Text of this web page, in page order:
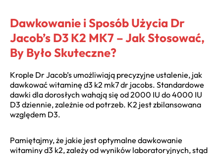
Dawkowanie i Sposób Użycia Dr
Jacob’s D3 K2 MK7 – Jak Stosować,
By Było Skuteczne?
Krople Dr Jacob’s umożliwiają precyzyjne ustalenie, jak
dawkować witaminę d3 k2 mk7 dr jacobs. Standardowe
dawki dla dorosłych wahają się od 2000 IU do 4000 IU
D3 dziennie, zależnie od potrzeb. K2 jest zbilansowana
względem D3.
Pamiętajmy, że jakie jest optymalne dawkowanie
witaminy d3 k2, zależy od wyników laboratoryjnych, stąd